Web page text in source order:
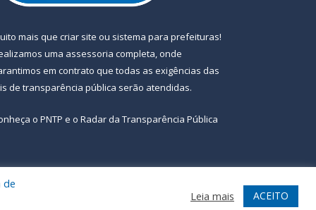
mais que criar site ou sistema para prefeituras!
uma assessoria completa, onde
em contrato que todas as exigências das
de transparência pública serão atendidas.
o PNTP e o Radar da Transparência Pública
Acessar Webmail
de
Leia mais ACEITO